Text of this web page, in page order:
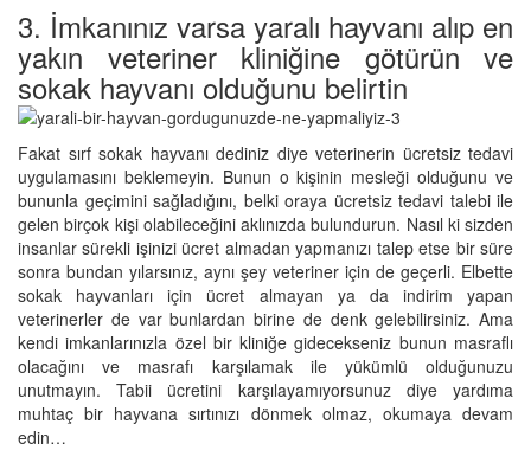
3. İmkanınız varsa yaralı hayvanı alıp en
yakın veteriner kliniğine götürün ve
sokak hayvanı olduğunu belirtin
Fakat sırf sokak hayvanı dediniz diye veterinerin ücretsiz tedavi
uygulamasını beklemeyin. Bunun o kişinin mesleği olduğunu ve
bununla geçimini sağladığını, belki oraya ücretsiz tedavi talebi ile
gelen birçok kişi olabileceğini aklınızda bulundurun. Nasıl ki sizden
insanlar sürekli işinizi ücret almadan yapmanızı talep etse bir süre
sonra bundan yılarsınız, aynı şey veteriner için de geçerli. Elbette
sokak hayvanları için ücret almayan ya da indirim yapan
veterinerler de var bunlardan birine de denk gelebilirsiniz. Ama
kendi imkanlarınızla özel bir kliniğe gidecekseniz bunun masraflı
olacağını ve masrafı karşılamak ile yükümlü olduğunuzu
unutmayın. Tabii ücretini karşılayamıyorsunuz diye yardıma
muhtaç bir hayvana sırtınızı dönmek olmaz, okumaya devam
edin…